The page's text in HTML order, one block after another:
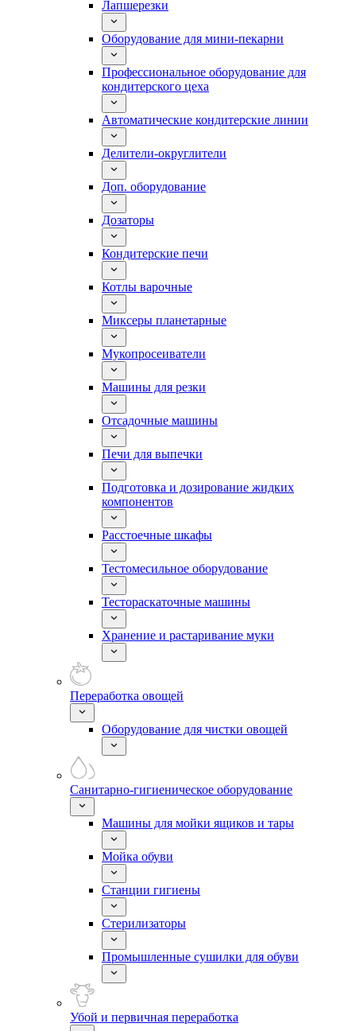
Лапшерезки
Оборудование для мини-пекарни
Профессиональное оборудование для
кондитерского цеха
Автоматические кондитерские линии
Делители-округлители
Доп. оборудование
Дозаторы
Кондитерские печи
Котлы варочные
Миксеры планетарные
Мукопросеиватели
Машины для резки
Отсадочные машины
Печи для выпечки
Подготовка и дозирование жидких
компонентов
Расстоечные шкафы
Тестомесильное оборудование
Тестораскаточные машины
Хранение и растаривание муки
Переработка овощей
Оборудование для чистки овощей
Санитарно-гигиеническое оборудование
Машины для мойки ящиков и тары
Мойка обуви
Станции гигиены
Стерилизаторы
Промышленные сушилки для обуви
Убой и первичная переработка